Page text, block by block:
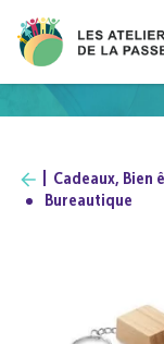
Cadeaux, Bien
Bureautique